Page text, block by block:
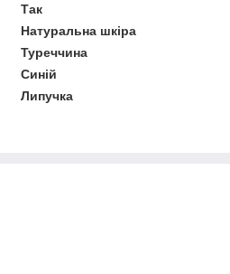
Так
Натуральна шкіра
Туреччина
Синій
Липучка